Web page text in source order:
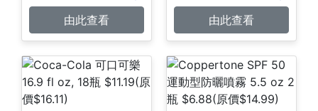
由此查看
由此查看